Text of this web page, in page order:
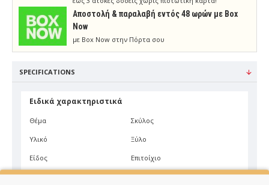
Aποστολή & παραλαβή εντός 48 ωρών με Box
Now
με Box Now στην Πόρτα σου
SPECIFICATIONS
Ειδικά χαρακτηριστικά
Θέμα Σκύλος
Υλικό Ξύλο
Είδος Επιτοίχιο
Χρώμα Λευκό